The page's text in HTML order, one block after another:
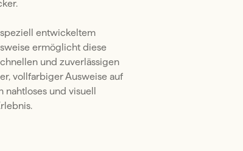
entwickeltem
ermöglicht diese
und zuverlässigen
vollfarbiger Ausweise auf
und visuell